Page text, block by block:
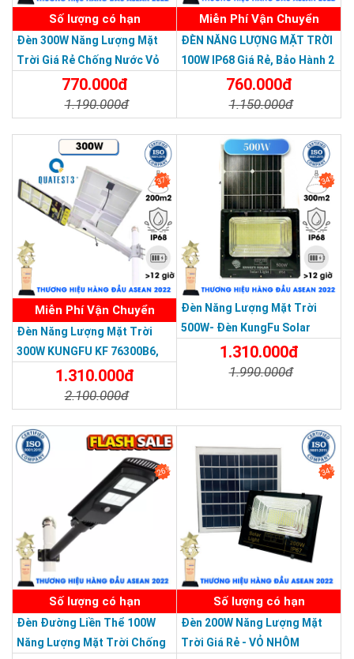
Nhờ chip cảm biến ở trong, đèn có thể tự động
bật/tắt khi trời tối/sáng giúp quý khách hàng tiết kiệm được
năng lượng đèn và không cần phải tự bật/tắt đèn thủ công.
Chế độ bảo hành: Theo cam kết của nhà sản xuất, đèn được
bảo hành lên đến 2 năm nên quý khách hàng có thể yên tâm
sử dụng sản phẩm.
THƯƠNG HIỆU HÀNG ĐẦU ASEAN 2022
SẢN PHẨM DỊCH VỤ CHẤT LƯỢNG ASEAN 2019
Số lượng có hạn
Đèn 300W Năng Lượng Mặt
Trời Giá Rẻ Chống Nước Vỏ
Nhôm Đúc770.000đ
1.190.000đ
Miễn Phí Vận Chuyển
ĐÈN NĂNG LƯỢNG MẶT TRỜI
100W IP68 Giá Rẻ, Bảo Hành 2
760.000đ
1.150.000đ
37%
Miễn Phí Vận Chuyển
Đèn Năng Lượng Mặt Trời
300W KUNGFU KF 76300B6,
IP68, Bảng Giá 2026
1.310.000đ
2.100.000đ
34%
Đèn Năng Lượng Mặt Trời
500W- Đèn KungFu Solar
Năng Lượng Mặt Trời 500W,IP
67 Loại Lớn
1.310.000đ
1.990.000đ
26%
Số lượng có hạn
Đèn Đường Liền Thể 100W
Năng Lượng Mặt Trời Chống
34%
Số lượng có hạn
Đèn 200W Năng Lượng Mặt
Trời Giá Rẻ - VỎ NHÔM